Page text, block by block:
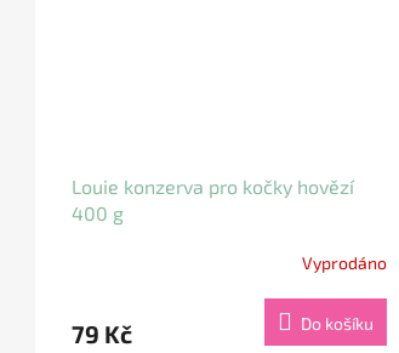
Louie konzerva pro kočky hovězí
400 g
Vyprodáno
79 Kč Do košíku